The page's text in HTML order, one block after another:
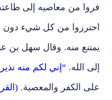
فروا من معاصيه إلى
احترزوا من كل شيء دون
يمتنع منه. وقال سهل بن
إلى الله. “إني لكم منه
على الكفر والمعصية.